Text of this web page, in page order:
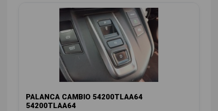
PALANCA CAMBIO 54200TLAA64
54200TLAA64